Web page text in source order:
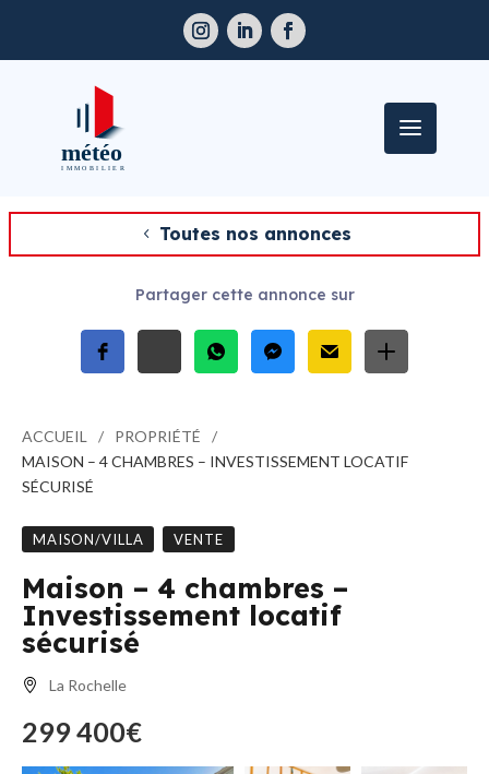
Toutes nos annonces
Partager cette annonce sur
ACCUEIL
PROPRIÉTÉ
MAISON – 4 CHAMBRES – INVESTISSEMENT LOCATIF
SÉCURISÉ
MAISON/VILLA VENTE
Maison – 4 chambres –
Investissement locatif
sécurisé
La Rochelle
299 400€